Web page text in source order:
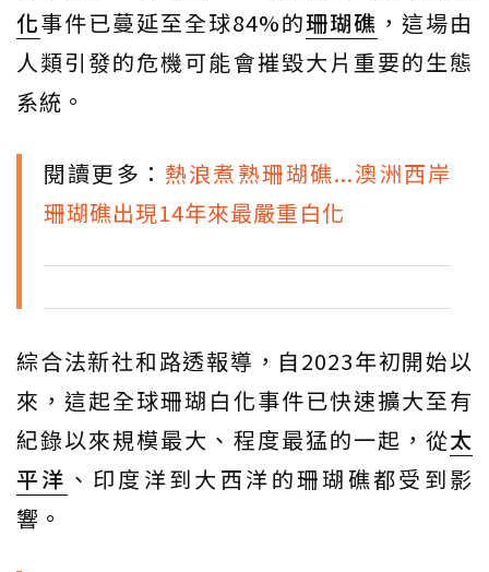
化事件已蔓延至全球84%的珊瑚礁 ，這場由
人類引發的危機可能會摧毀大片重要的生態
系統。
閱讀更多： 熱浪煮熟珊瑚礁...澳洲西岸
珊瑚礁出現14年來最嚴重白化
綜合法新社和路透報導，自2023年初開始以
來，這起全球珊瑚白化事件已快速擴大至有
紀錄以來規模最大、程度最猛的一起，從太
平洋 、印度洋到大西洋的珊瑚礁都受到影
響。